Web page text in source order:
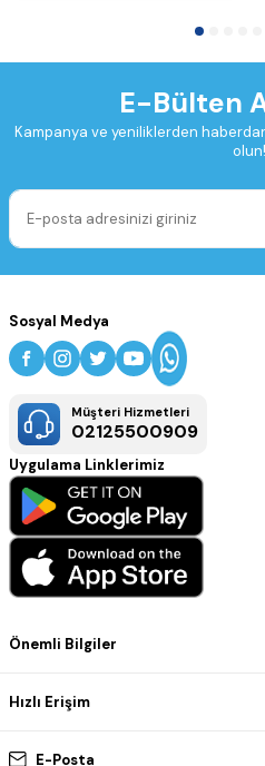
E-Bülten
Kampanya ve yeniliklerden
olun!
E-Posta
Önemli Bilgiler
Hızlı Erişim
Sosyal Medya
Müşteri Hizmetleri
02125500909
Uygulama Linklerimiz